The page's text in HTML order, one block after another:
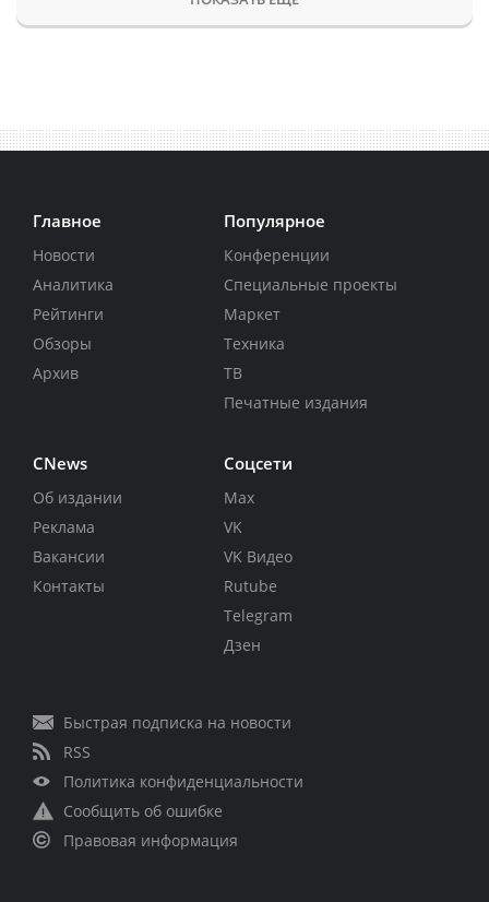
Главное
Новости
Аналитика
Рейтинги
Обзоры
Архив
Популярное
Конференции
Специальные проекты
Маркет
Техника
ТВ
Печатные издания
CNews
Об издании
Реклама
Вакансии
Контакты
Соцсети
Max
VK
VK Видео
Rutube
Telegram
Дзен
Быстрая подписка на новости
RSS
Политика конфиденциальности
Сообщить об ошибке
Правовая информация